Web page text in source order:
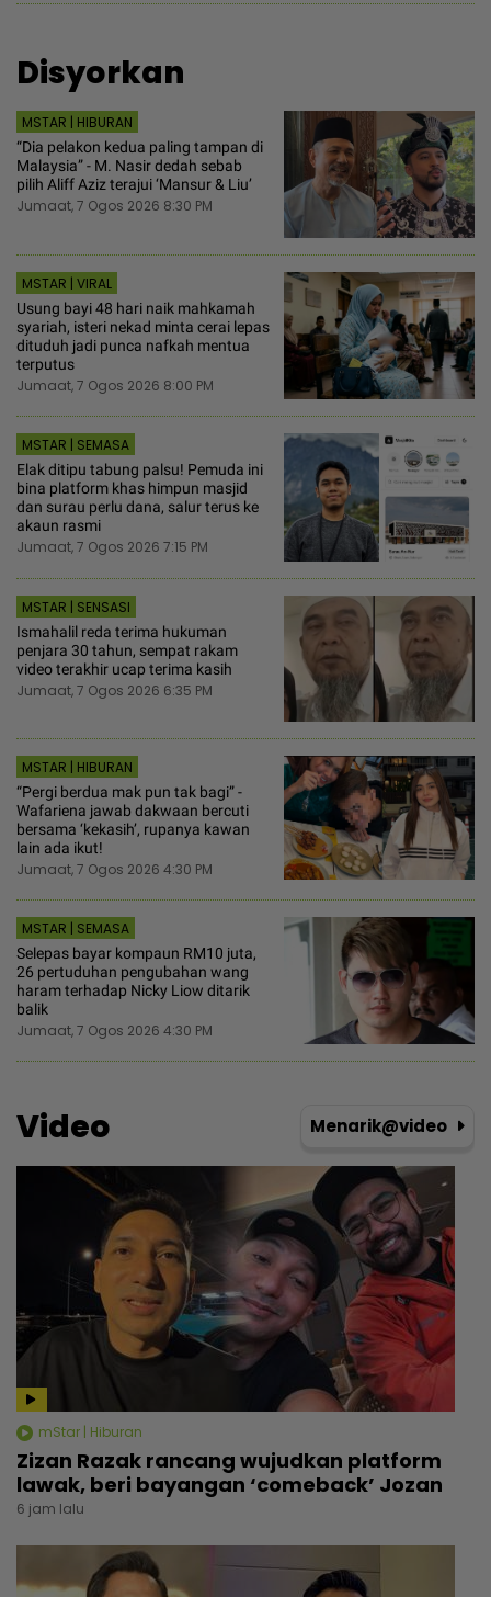
Disyorkan
MSTAR | HIBURAN
“Dia pelakon kedua paling tampan di
Malaysia” - M. Nasir dedah sebab
pilih Aliff Aziz terajui ‘Mansur & Liu’
Jumaat, 7 Ogos 2026 8:30 PM
MSTAR | VIRAL
Usung bayi 48 hari naik mahkamah
syariah, isteri nekad minta cerai lepas
dituduh jadi punca nafkah mentua
terputus
Jumaat, 7 Ogos 2026 8:00 PM
MSTAR | SEMASA
Elak ditipu tabung palsu! Pemuda ini
bina platform khas himpun masjid
dan surau perlu dana, salur terus ke
akaun rasmi
Jumaat, 7 Ogos 2026 7:15 PM
MSTAR | SENSASI
Ismahalil reda terima hukuman
penjara 30 tahun, sempat rakam
video terakhir ucap terima kasih
Jumaat, 7 Ogos 2026 6:35 PM
MSTAR | HIBURAN
“Pergi berdua mak pun tak bagi” -
Wafariena jawab dakwaan bercuti
bersama ‘kekasih’, rupanya kawan
lain ada ikut!
Jumaat, 7 Ogos 2026 4:30 PM
MSTAR | SEMASA
Selepas bayar kompaun RM10 juta,
26 pertuduhan pengubahan wang
haram terhadap Nicky Liow ditarik
balik
Jumaat, 7 Ogos 2026 4:30 PM
Video Menarik@video
mStar | Hiburan
Zizan Razak rancang wujudkan platform
lawak, beri bayangan ‘comeback’ Jozan
6 jam lalu